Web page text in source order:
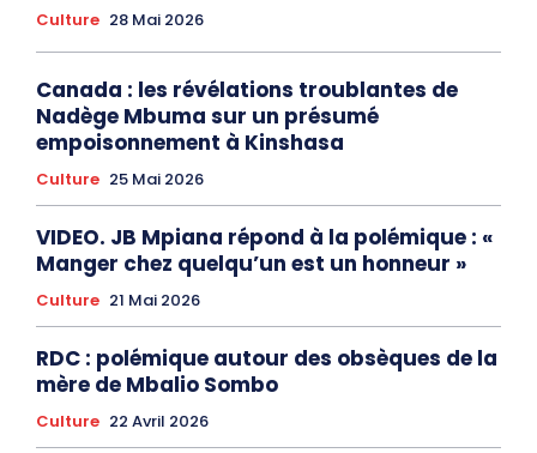
Culture 28 Mai 2026
Canada : les révélations troublantes de
Nadège Mbuma sur un présumé
empoisonnement à Kinshasa
Culture 25 Mai 2026
VIDEO. JB Mpiana répond à la polémique : «
Manger chez quelqu’un est un honneur »
Culture 21 Mai 2026
RDC : polémique autour des obsèques de la
mère de Mbalio Sombo
Culture 22 Avril 2026